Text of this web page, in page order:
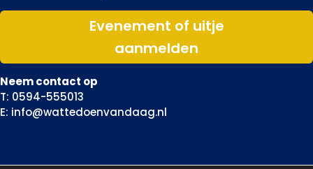
Evenement of uitje
aanmelden
Neem contact op
T: 0594-555013
E: info@wattedoenvandaag.nl